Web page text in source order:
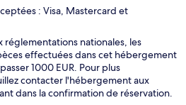
: Visa, Mastercard et
réglementations nationales, les
effectuées dans cet hébergement
1000 EUR. Pour plus
contacter l'hébergement aux
dans la confirmation de réservation.